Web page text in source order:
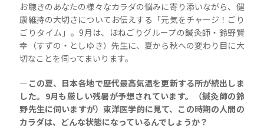
お聴きのあなたの様々なカラダの悩みに寄り添いながら、健
康維持の大切さについてお伝えする「元気をチャージ！ごり
ごりタイム」。9月は、ほねごりグループの鍼灸師・鈴野賢
幸（すずの・としゆき）先生に、夏から秋への変わり目に大
切なことを伺ってまいります。
―この夏、日本各地で歴代最高気温を更新する所が続出しま
した。9月も厳しい残暑が予想されています。（鍼灸師の鈴
野先生に伺いますが）東洋医学的に見て、この時期の人間の
カラダは、どんな状態になっているんでしょうか？